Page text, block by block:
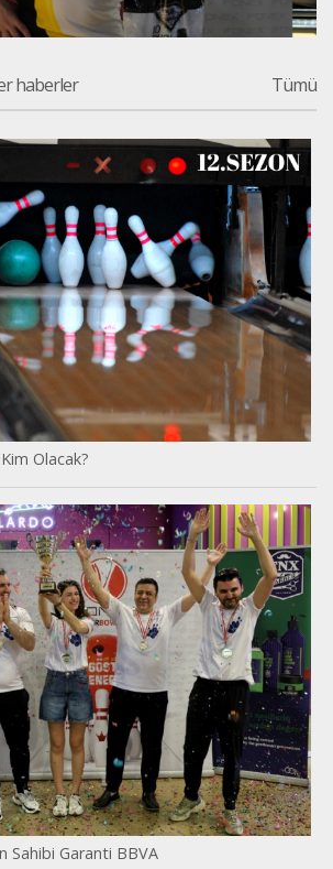
haberler Tümü
Olacak?
Sahibi Garanti BBVA